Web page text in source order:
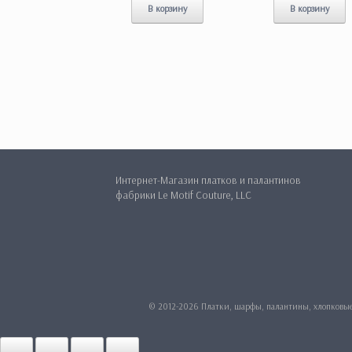
В корзину В корзину
Интернет-Магазин платков и палантинов
фабрики Le Motif Couture, LLC
© 2012-2026 Платки, шарфы, палантины,